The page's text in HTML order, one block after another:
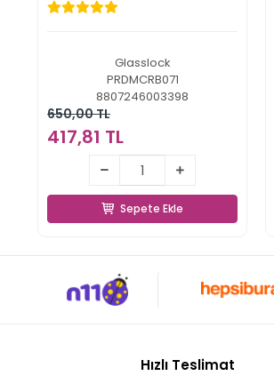
Glasslock
PRDMCRB071
8807246003398
650,00 TL
417,81 TL
417,81 TL
Sepete Ekle
Sepete Ekle
Hızlı Teslimat